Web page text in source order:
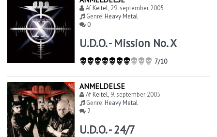
AfKeitel, 29. september 2005
Genre:Heavy Metal
0
U.D.O. - Mission No. X
7/10
ANMELDELSE
AfKeitel, 9. september 2005
Genre:Heavy Metal
2
U.D.O. - 24/7